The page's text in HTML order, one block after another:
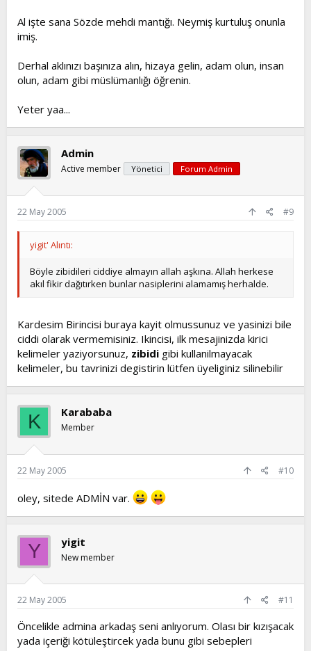
Al işte sana Sözde mehdi mantığı. Neymiş kurtuluş onunla
imiş.
Derhal aklınızı başınıza alın, hizaya gelin, adam olun, insan
olun, adam gibi müslümanlığı öğrenin.
Yeter yaa...
Admin
Active member Yönetici Forum Admin
22 May 2005 #9
yigit' Alıntı:
Böyle zibidileri ciddiye almayın allah aşkına. Allah herkese
akıl fikir dağıtırken bunlar nasiplerini alamamış herhalde.
Kardesim Birincisi buraya kayit olmussunuz ve yasinizi bile
ciddi olarak vermemisiniz. Ikincisi, ilk mesajinizda kirici
kelimeler yaziyorsunuz, zibidi gibi kullanilmayacak
kelimeler, bu tavrinizi degistirin lütfen üyeliginiz silinebilir
K Karababa
Member
22 May 2005 #10
oley, sitede ADMİN var.
Y yigit
New member
22 May 2005 #11
Öncelikle admina arkadaş seni anlıyorum. Olası bir kızışacak
yada içeriği kötüleştircek yada bunu gibi sebepleri